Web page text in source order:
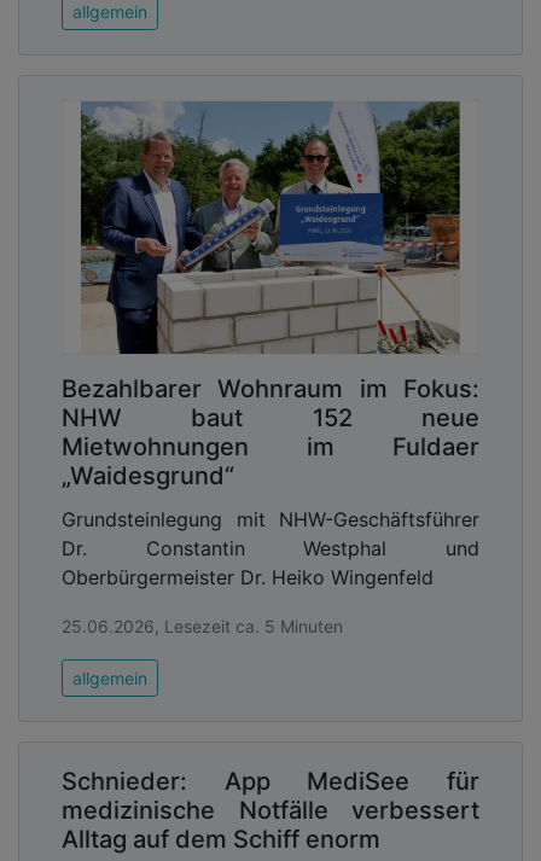
allgemein
Bezahlbarer Wohnraum im Fokus:
NHW baut 152 neue
Mietwohnungen im Fuldaer
„Waidesgrund“
Grundsteinlegung mit NHW-Geschäftsführer
Dr. Constantin Westphal und
Oberbürgermeister Dr. Heiko Wingenfeld
25.06.2026, Lesezeit ca. 5 Minuten
allgemein
Schnieder: App MediSee für
medizinische Notfälle verbessert
Alltag auf dem Schiff enorm